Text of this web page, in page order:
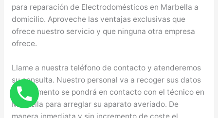
para reparación de Electrodomésticos en Marbella a
domicilio. Aproveche las ventajas exclusivas que
ofrece nuestro servicio y que ninguna otra empresa
ofrece.
Llame a nuestra teléfono de contacto y atenderemos
su consulta. Nuestro personal va a recoger sus datos
y al momento se pondrá en contacto con el técnico en
Marbella para arreglar su aparato averiado. De